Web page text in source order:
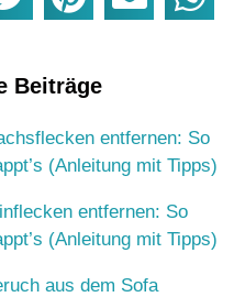
Beiträge
entfernen: So
(Anleitung mit Tipps)
entfernen: So
(Anleitung mit Tipps)
aus dem Sofa